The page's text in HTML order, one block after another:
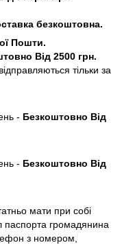
безкоштовна.
Пошти.
Від 2500 грн.
тільки за
- Безкоштовно Від
- Безкоштовно Від
мати при собі
паспорта громадянина
з номером,